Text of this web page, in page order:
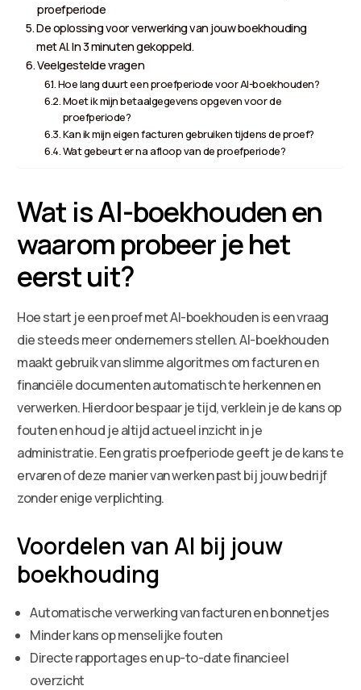
proefperiode
De oplossing voor verwerking van jouw boekhouding
met AI. In 3 minuten gekoppeld.
Veelgestelde vragen
Hoe lang duurt een proefperiode voor AI-boekhouden?
Moet ik mijn betaalgegevens opgeven voor de
proefperiode?
Kan ik mijn eigen facturen gebruiken tijdens de proef?
Wat gebeurt er na afloop van de proefperiode?
Wat is AI-boekhouden en
waarom probeer je het
eerst uit?
Hoe start je een proef met AI-boekhouden is een vraag
die steeds meer ondernemers stellen. AI-boekhouden
maakt gebruik van slimme algoritmes om facturen en
financiële documenten automatisch te herkennen en
verwerken. Hierdoor bespaar je tijd, verklein je de kans op
fouten en houd je altijd actueel inzicht in je
administratie. Een gratis proefperiode geeft je de kans te
ervaren of deze manier van werken past bij jouw bedrijf
zonder enige verplichting.
Voordelen van AI bij jouw
boekhouding
Automatische verwerking van facturen en bonnetjes
Minder kans op menselijke fouten
Directe rapportages en up-to-date financieel
overzicht